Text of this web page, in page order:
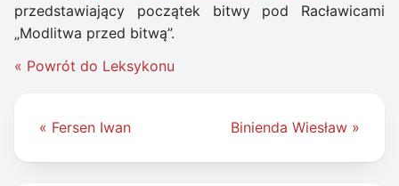
przedstawiający początek bitwy pod Racławicami
„Modlitwa przed bitwą”.
« Powrót do Leksykonu
Nawigacja
« Fersen Iwan Binienda Wiesław »